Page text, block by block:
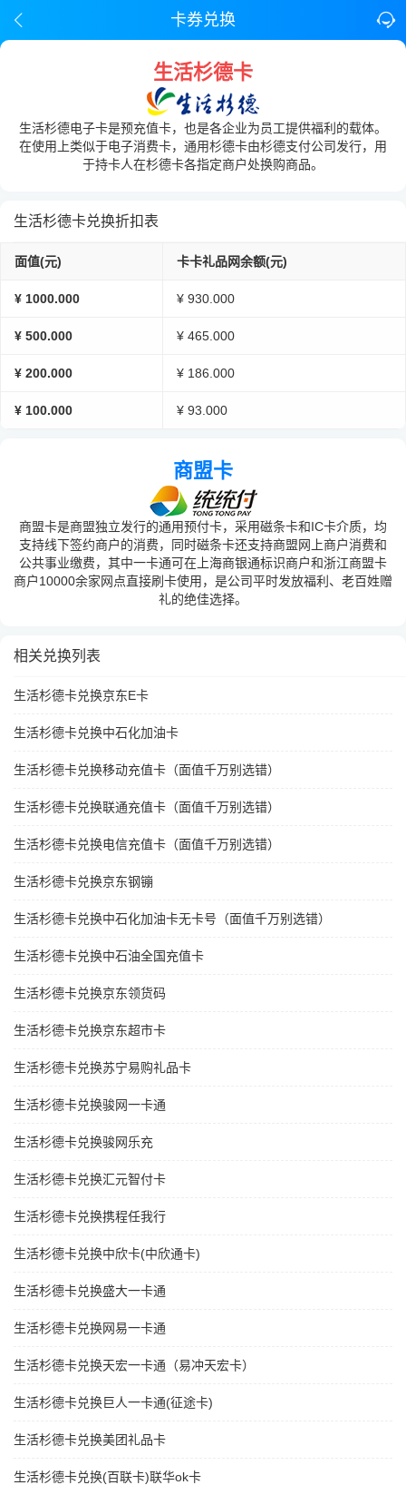
卡券兑换
生活杉德卡
生活杉德电子卡是预充值卡，也是各企业为员工提供福利的载体。
在使用上类似于电子消费卡，通用杉德卡由杉德支付公司发行，用
于持卡人在杉德卡各指定商户处换购商品。
生活杉德卡兑换折扣表
面值(元) 卡卡礼品网余额(元)
¥ 1000.000 ¥ 930.000
¥ 500.000 ¥ 465.000
¥ 200.000 ¥ 186.000
¥ 100.000 ¥ 93.000
商盟卡
商盟卡是商盟独立发行的通用预付卡，采用磁条卡和IC卡介质，均
支持线下签约商户的消费，同时磁条卡还支持商盟网上商户消费和
公共事业缴费，其中一卡通可在上海商银通标识商户和浙江商盟卡
商户10000余家网点直接刷卡使用，是公司平时发放福利、老百姓赠
礼的绝佳选择。
相关兑换列表
生活杉德卡兑换京东E卡
生活杉德卡兑换中石化加油卡
生活杉德卡兑换移动充值卡（面值千万别选错）
生活杉德卡兑换联通充值卡（面值千万别选错）
生活杉德卡兑换电信充值卡（面值千万别选错）
生活杉德卡兑换京东钢镚
生活杉德卡兑换中石化加油卡无卡号（面值千万别选错）
生活杉德卡兑换中石油全国充值卡
生活杉德卡兑换京东领货码
生活杉德卡兑换京东超市卡
生活杉德卡兑换苏宁易购礼品卡
生活杉德卡兑换骏网一卡通
生活杉德卡兑换骏网乐充
生活杉德卡兑换汇元智付卡
生活杉德卡兑换携程任我行
生活杉德卡兑换中欣卡(中欣通卡)
生活杉德卡兑换盛大一卡通
生活杉德卡兑换网易一卡通
生活杉德卡兑换天宏一卡通（易冲天宏卡）
生活杉德卡兑换巨人一卡通(征途卡)
生活杉德卡兑换美团礼品卡
生活杉德卡兑换(百联卡)联华ok卡